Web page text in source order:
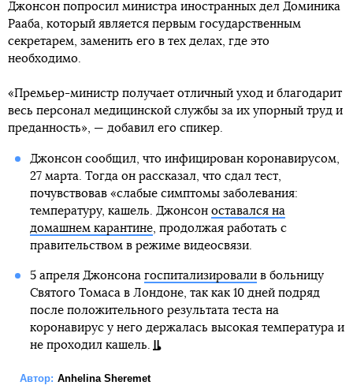
Джонсон попросил министра иностранных дел Доминика
Рааба, который является первым государственным
секретарем, заменить его в тех делах, где это
необходимо.
«Премьер-министр получает отличный уход и благодарит
весь персонал медицинской службы за их упорный труд и
преданность», — добавил его спикер.
Джонсон сообщил, что инфицирован коронавирусом,
27 марта. Тогда он рассказал, что сдал тест,
почувствовав «слабые симптомы заболевания:
температуру, кашель. Джонсон оставался на
домашнем карантине, продолжая работать с
правительством в режиме видеосвязи.
5 апреля Джонсона госпитализировалив больницу
Святого Томаса в Лондоне, так как 10 дней подряд
после положительного результата теста на
коронавирус у него держалась высокая температура и
не проходил кашель.
Автор: Anhelina Sheremet